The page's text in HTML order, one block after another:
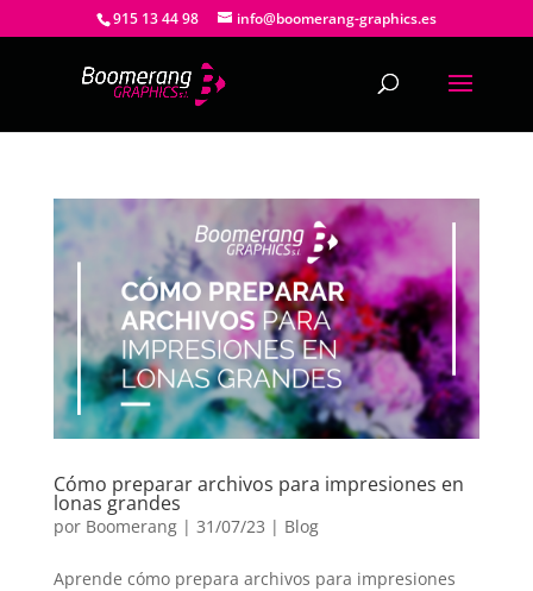
915 13 44 98 info@boomerang-graphics.es
Cómo preparar archivos para impresiones en
lonas grandes
por Boomerang| 31/07/23 | Blog
Aprende cómo prepara archivos para impresiones